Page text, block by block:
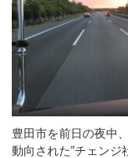
豊田市を前日の夜中
動向された”チェンジ